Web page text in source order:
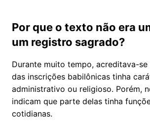
Por que o texto não era
um registro sagrado?
Durante muito tempo, acreditava-se
das inscrições babilônicas tinha
administrativo ou religioso. Porém,
indicam que parte delas tinha
cotidianas.